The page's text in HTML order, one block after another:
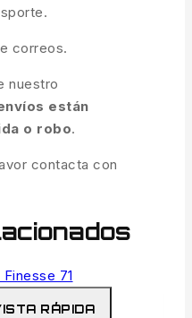
correos.
nuestro
están
o robo.
contacta con
RÁPIDA